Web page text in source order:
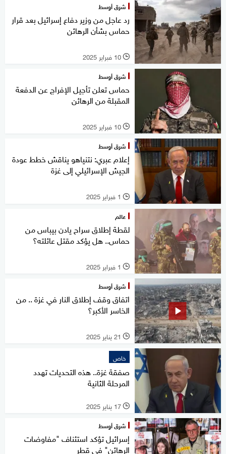
شرق أوسط
رد عاجل من وزير دفاع إسرائيل بعد قرار
حماس بشأن الرهائن
l 10 فبراير 2025
شرق أوسط
حماس تعلن تأجيل الإفراج عن الدفعة
المقبلة من الرهائن
l 10 فبراير 2025
شرق أوسط
إعلام عبري: نتنياهو يناقش خطط عودة
الجيش الإسرائيلي إلى غزة
l 1 فبراير 2025
عالم
لقطة إطلاق سراح يادن بيباس من
حماس.. هل يؤكد مقتل عائلته؟
l 1 فبراير 2025
شرق أوسط
اتفاق وقف إطلاق النار في غزة .. من
الخاسر الأكبر؟
l 21 يناير 2025
خاص
صفقة غزة.. هذه التحديات تهدد
المرحلة الثانية
l 17 يناير 2025
شرق أوسط
إسرائيل تؤكد استئناف "مفاوضات
الرهائن" في قطر